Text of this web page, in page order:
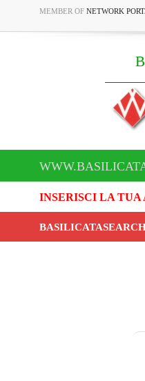
MEMBER OF NETWORK
INSERISCI LA TUA